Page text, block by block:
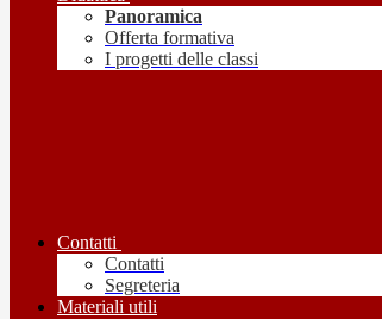
Panoramica
Offerta formativa
I progetti delle classi
Contatti
Contatti
Segreteria
Materiali utili